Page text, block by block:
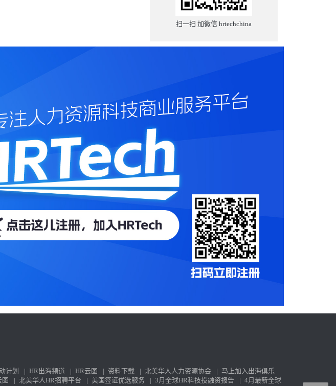
扫一扫 加微信 hrtechchina
计划 | HR出海频道 | HR云图 | 资料下载 | 北美华人人力资源协会 | 马上加入出海俱乐
图 | 北美华人HR招聘平台 | 美国签证优选服务 | 3月全球HR科技投融资报告 | 4月最新全球